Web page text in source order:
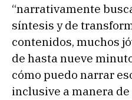
“narrativamente
síntesis y de
contenidos, muchos
de hasta nueve
cómo puedo narrar
inclusive a manera